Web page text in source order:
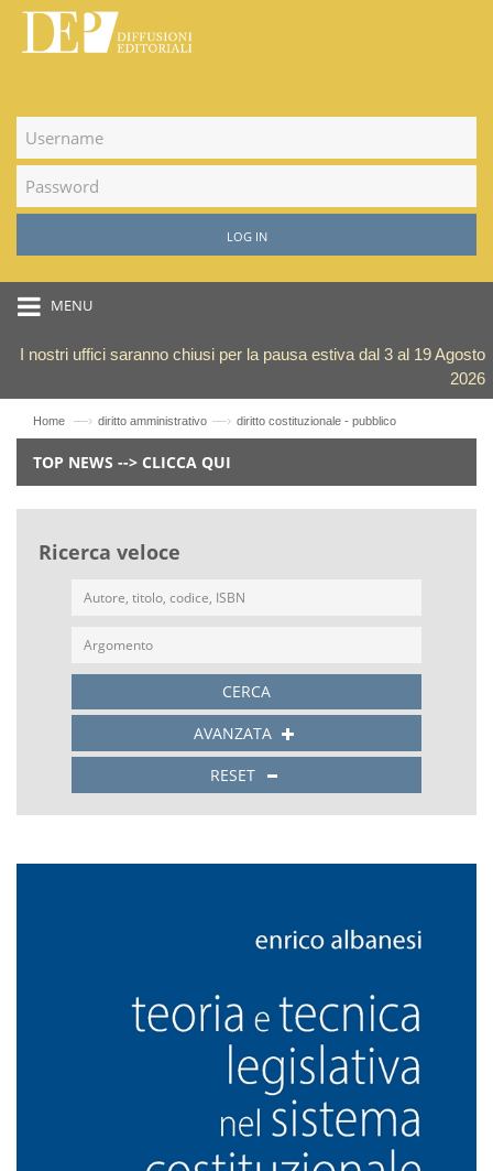
LOG IN
MENU
I nostri uffici saranno chiusi per la pausa estiva dal 3 al 19 Agosto
2026
Home —› diritto amministrativo —› diritto costituzionale - pubblico
TOP NEWS --> CLICCA QUI
Ricerca veloce
CERCA
AVANZATA
RESET